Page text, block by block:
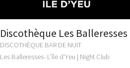
Discothèque Les Balleresses
DISCOTHÈQUE BAR DE NUIT
Les Balleresses- L’île d’Yeu | Night Club